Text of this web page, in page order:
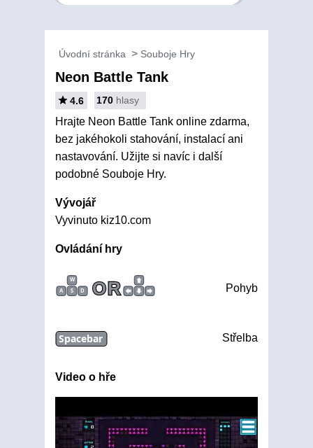
Úvodní stránka Souboje Hry
Neon Battle Tank
4.6 170 hlasy
Hrajte Neon Battle Tank online zdarma,
bez jakéhokoli stahování, instalací ani
nastavování. Užijte si navíc i další
podobné Souboje Hry.
Vývojář
Vyvinuto kiz10.com
Ovládání hry
W
A
S D OR Pohyb
Spacebar Střelba
Video o hře